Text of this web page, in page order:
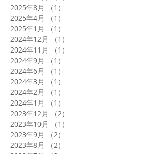
2025年8月
（1）
2025年4月
（1）
2025年1月
（1）
2024年12月
（1）
2024年11月
（1）
2024年9月
（1）
2024年6月
（1）
2024年3月
（1）
2024年2月
（1）
2024年1月
（1）
2023年12月
（2）
2023年10月
（1）
2023年9月
（2）
2023年8月
（2）